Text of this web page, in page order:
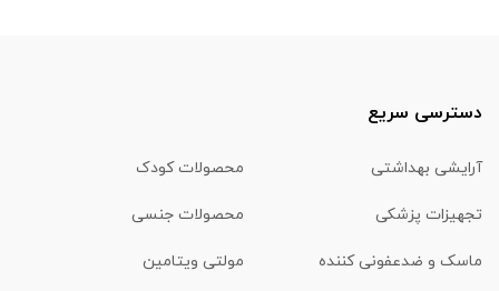
دسترسی سریع
آرایشی بهداشتی محصولات کودک
تجهیزات پزشکی محصولات جنسی
ماسک و ضدعفونی کننده مولتی ویتامین